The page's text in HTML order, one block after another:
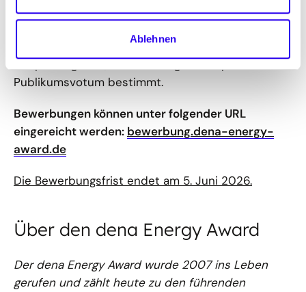
Ablehnen
Engagement von kleinen und mittleren
Projekte aus allen Bewerbungen der
Hauptkategorien; der Preisträger wird per
Publikumsvotum bestimmt.
Bewerbungen können unter folgender URL
eingereicht werden: bewerbung.dena-energy-
award.de
Die Bewerbungsfrist endet am 5. Juni 2026.
Über den dena Energy Award
Der dena Energy Award wurde 2007 ins Leben
gerufen und zählt heute zu den führenden